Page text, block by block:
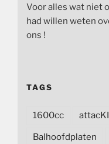
Voor alles wat niet
had willen weten
ons !
TAGS
1600cc
Balhoofdplaten